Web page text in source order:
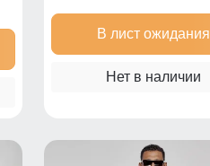
В лист ожидания
Нет в наличии